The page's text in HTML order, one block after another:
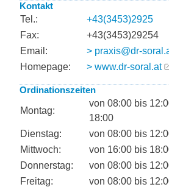
Kontakt
Tel.:
+43(3453)2925
Fax:
+43(3453)29254
Email:
> praxis@dr-
Homepage:
> www.dr-soral.at
Ordinationszeiten
Montag:
von 08:00 bis
18:00
Dienstag:
von 08:00 bis
Mittwoch:
von 16:00 bis
Donnerstag:
von 08:00 bis
Freitag:
von 08:00 bis